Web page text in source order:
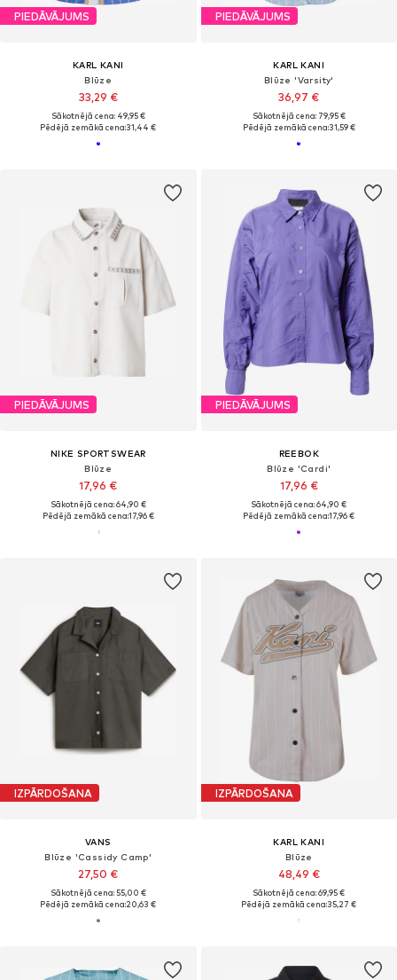
PIEDĀVĀJUMS
KARL KANI
Blūze
33,29 €
Sākotnējā cena: 49,95 €
Pēdējā zemākā cena:31,44 €
PIEDĀVĀJUMS
KARL KANI
Blūze 'Varsity'
36,97 €
Sākotnējā cena: 79,95 €
Pēdējā zemākā cena:31,59 €
PIEDĀVĀJUMS
NIKE SPORTSWEAR
Blūze
17,96 €
Sākotnējā cena: 64,90 €
Pēdējā zemākā cena:17,96 €
PIEDĀVĀJUMS
REEBOK
Blūze 'Cardi'
17,96 €
Sākotnējā cena: 64,90 €
Pēdējā zemākā cena:17,96 €
IZPĀRDOŠANA
VANS
Blūze 'Cassidy Camp'
27,50 €
Sākotnējā cena: 55,00 €
Pēdējā zemākā cena:20,63 €
IZPĀRDOŠANA
KARL KANI
Blūze
48,49 €
Sākotnējā cena: 69,95 €
Pēdējā zemākā cena:35,27 €